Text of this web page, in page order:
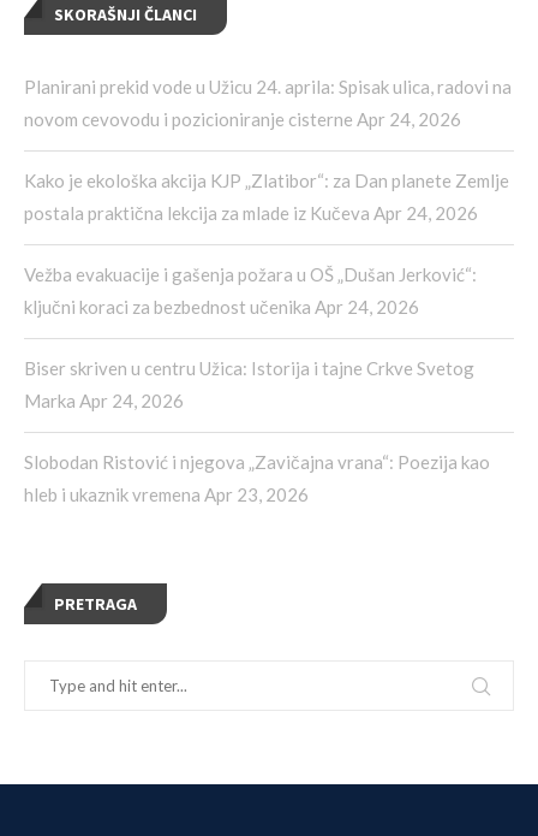
SKORAŠNJI ČLANCI
Planirani prekid vode u Užicu 24. aprila: Spisak ulica, radovi na
novom cevovodu i pozicioniranje cisterne Apr 24, 2026
Kako je ekološka akcija KJP „Zlatibor“: za Dan planete Zemlje
postala praktična lekcija za mlade iz Kučeva Apr 24, 2026
Vežba evakuacije i gašenja požara u OŠ „Dušan Jerković“:
ključni koraci za bezbednost učenika Apr 24, 2026
Biser skriven u centru Užica: Istorija i tajne Crkve Svetog
Marka Apr 24, 2026
Slobodan Ristović i njegova „Zavičajna vrana“: Poezija kao
hleb i ukaznik vremena Apr 23, 2026
PRETRAGA